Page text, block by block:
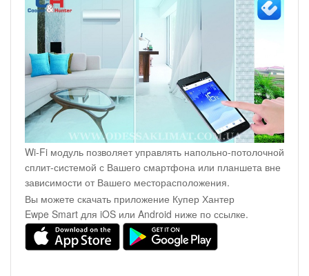
Wi-Fi модуль позволяет управлять напольно-потолочной
сплит-системой с Вашего смартфона или планшета вне
зависимости от Вашего месторасположения.
Вы можете скачать приложение Купер Хантер
Ewpe Smart для iOS или Android ниже по ссылке.